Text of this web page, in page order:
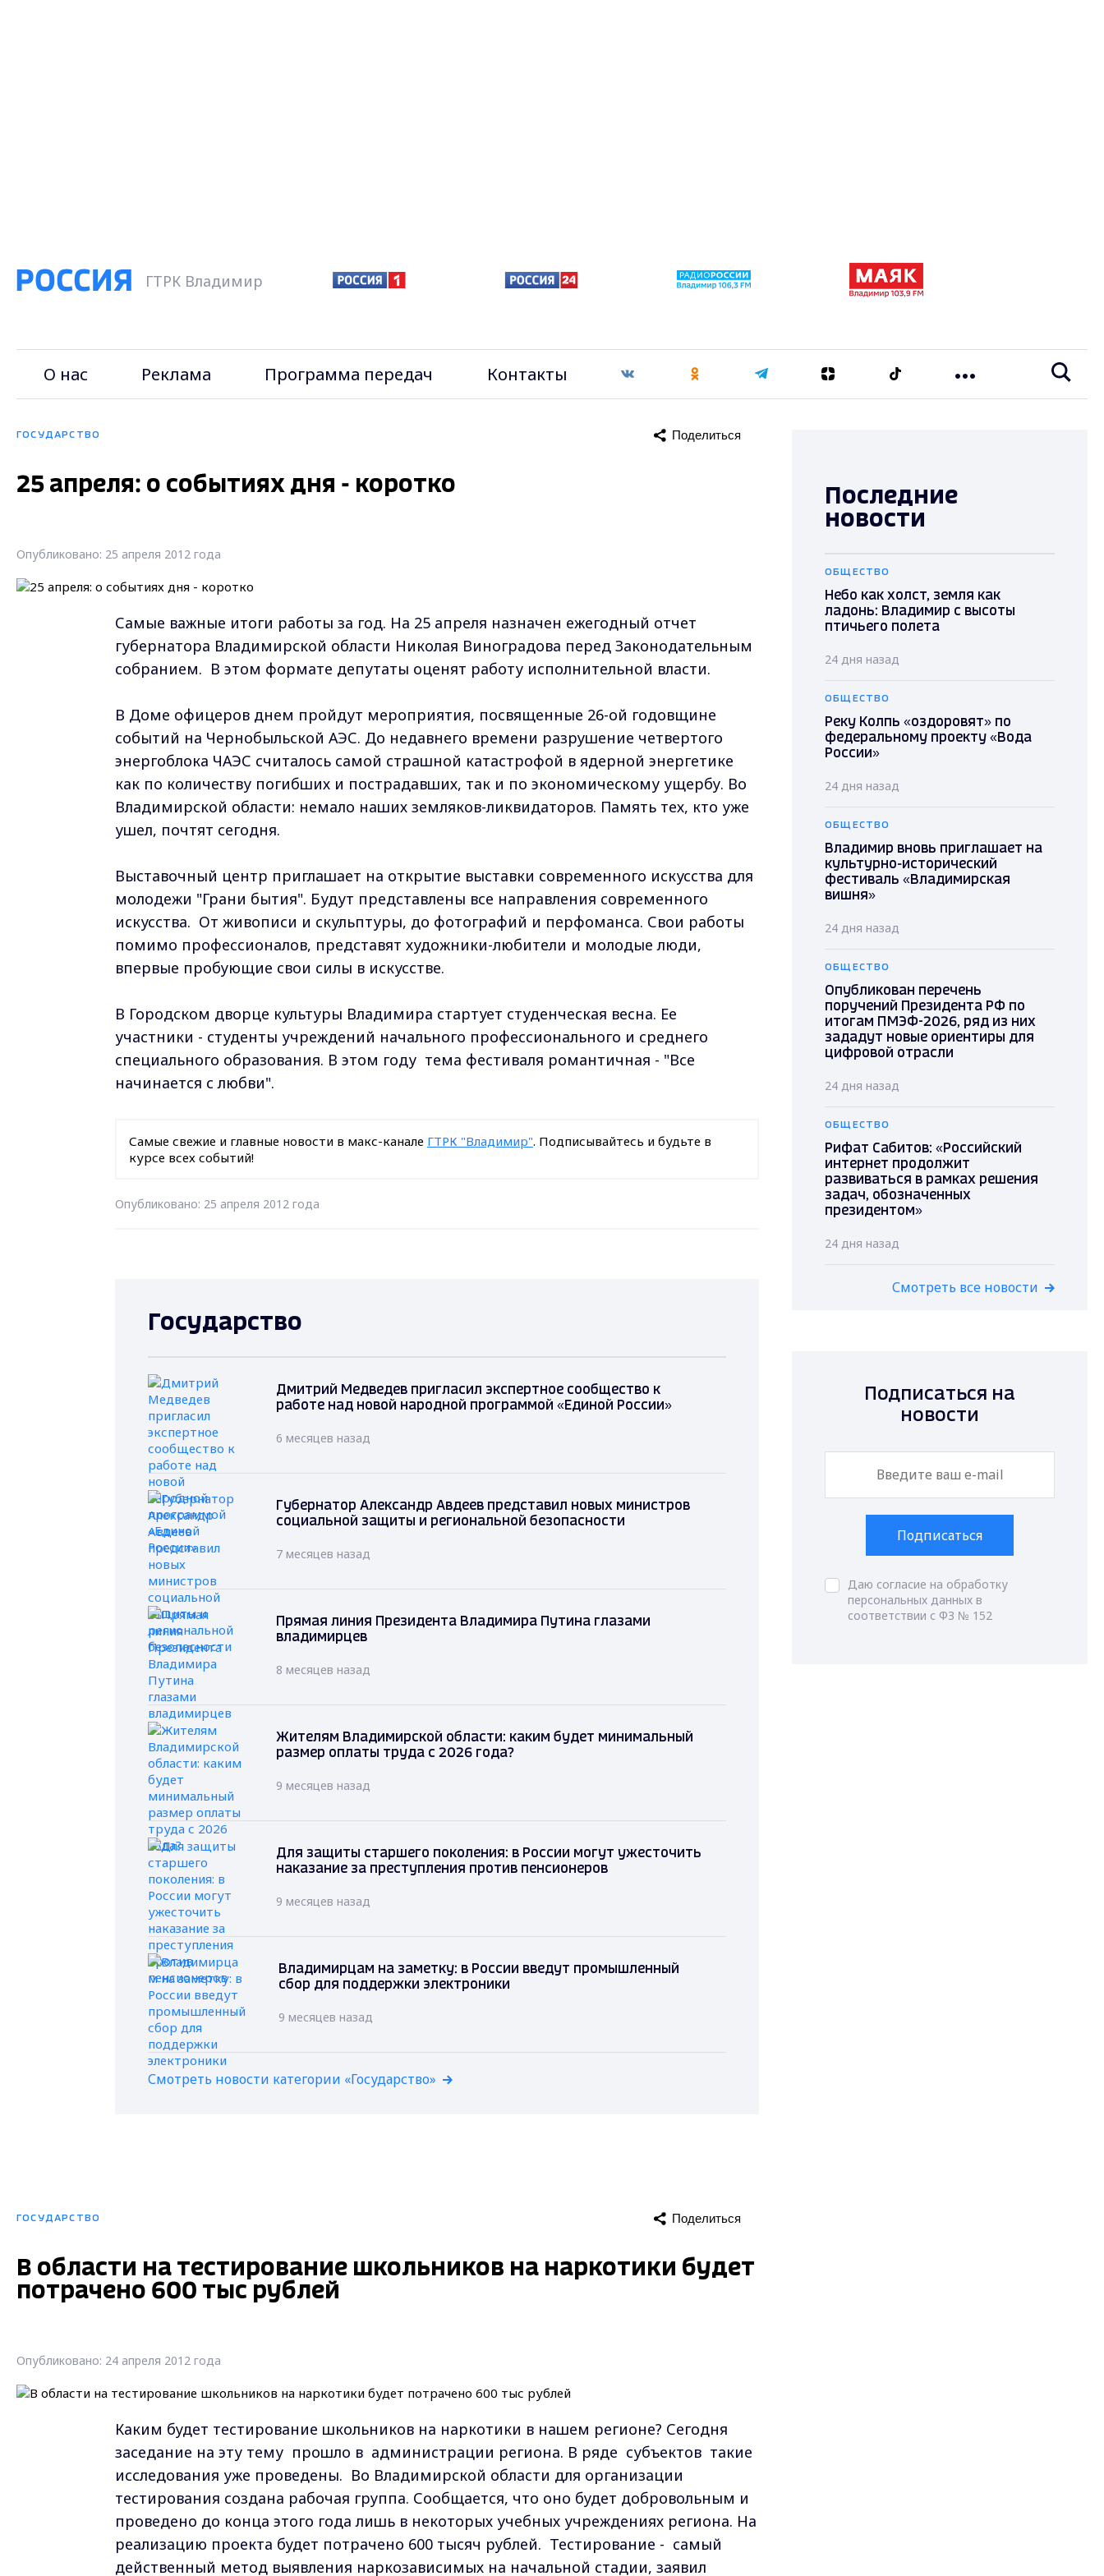
ГТРК Владимир
О нас Реклама Программа передач Контакты
ГОСУДАРСТВО Поделиться
25 апреля: о событиях дня - коротко
Опубликовано: 25 апреля 2012 года
Самые важные итоги работы за год. На 25 апреля назначен ежегодный отчет
губернатора Владимирской области Николая Виноградова перед Законодательным
собранием. В этом формате депутаты оценят работу исполнительной власти.
В Доме офицеров днем пройдут мероприятия, посвященные 26-ой годовщине
событий на Чернобыльской АЭС. До недавнего времени разрушение четвертого
энергоблока ЧАЭС считалось самой страшной катастрофой в ядерной энергетике
как по количеству погибших и пострадавших, так и по экономическому ущербу. Во
Владимирской области: немало наших земляков-ликвидаторов. Память тех, кто уже
ушел, почтят сегодня.
Выставочный центр приглашает на открытие выставки современного искусства для
молодежи "Грани бытия". Будут представлены все направления современного
искусства. От живописи и скульптуры, до фотографий и перфоманса. Свои работы
помимо профессионалов, представят художники-любители и молодые люди,
впервые пробующие свои силы в искусстве.
В Городском дворце культуры Владимира стартует студенческая весна. Ее
участники - студенты учреждений начального профессионального и среднего
специального образования. В этом году тема фестиваля романтичная - "Все
начинается с любви".
Самые свежие и главные новости в макс-канале ГТРК "Владимир". Подписывайтесь и будьте в
курсе всех событий!
Опубликовано: 25 апреля 2012 года
Государство
Дмитрий Медведев пригласил экспертное сообщество к
работе над новой народной программой «Единой России»
6 месяцев назад
Губернатор Александр Авдеев представил новых министров
социальной защиты и региональной безопасности
7 месяцев назад
Прямая линия Президента Владимира Путина глазами
владимирцев
8 месяцев назад
Жителям Владимирской области: каким будет минимальный
размер оплаты труда с 2026 года?
9 месяцев назад
Для защиты старшего поколения: в России могут ужесточить
наказание за преступления против пенсионеров
9 месяцев назад
Владимирцам на заметку: в России введут промышленный
сбор для поддержки электроники
9 месяцев назад
Смотреть новости категории «Государство»
ГОСУДАРСТВО Поделиться
В области на тестирование школьников на наркотики будет
потрачено 600 тыс рублей
Опубликовано: 24 апреля 2012 года
Каким будет тестирование школьников на наркотики в нашем регионе? Сегодня
заседание на эту тему прошло в администрации региона. В ряде субъектов такие
исследования уже проведены. Во Владимирской области для организации
тестирования создана рабочая группа. Сообщается, что оно будет добровольным и
проведено до конца этого года лишь в некоторых учебных учреждениях региона. На
реализацию проекта будет потрачено 600 тысяч рублей. Тестирование - самый
действенный метод выявления наркозависимых на начальной стадии, заявил
Последние
новости
ОБЩЕСТВО
Небо как холст, земля как
ладонь: Владимир с высоты
птичьего полета
24 дня назад
ОБЩЕСТВО
Реку Колпь «оздоровят» по
федеральному проекту «Вода
России»
24 дня назад
ОБЩЕСТВО
Владимир вновь приглашает на
культурно-исторический
фестиваль «Владимирская
вишня»
24 дня назад
ОБЩЕСТВО
Опубликован перечень
поручений Президента РФ по
итогам ПМЭФ-2026, ряд из них
зададут новые ориентиры для
цифровой отрасли
24 дня назад
ОБЩЕСТВО
Рифат Сабитов: «Российский
интернет продолжит
развиваться в рамках решения
задач, обозначенных
президентом»
24 дня назад
Смотреть все новости
Подписаться на
новости
Подписаться
Даю согласие на обработку
персональных данных в
соответствии с ФЗ № 152